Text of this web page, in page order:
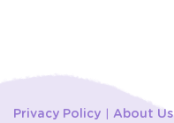
Privacy Policy About Us